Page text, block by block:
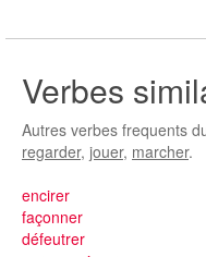
Verbes
Autres verbes frequents
regarder, jouer, marcher.
encirer
façonner
défeutrer